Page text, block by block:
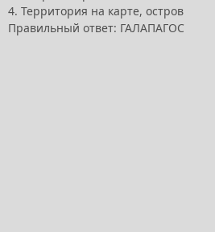
4. Территория на карте, остров
Правильный ответ: ГАЛАПАГОС